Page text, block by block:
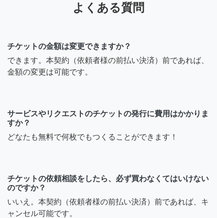
よくある質問
チケットの金額は変更できますか？
できます。本契約（依頼者様の前払い決済）前であれば、
金額の変更は可能です。
サービスやリクエストのチケットの発行に費用はかかりま
すか？
どなたも無料で何枚でもつくることができます！
チケットの依頼相談をしたら、必ず買わなくてはいけない
のですか？
いいえ。本契約（依頼者様の前払い決済）前であれば、キ
ャンセル可能です。